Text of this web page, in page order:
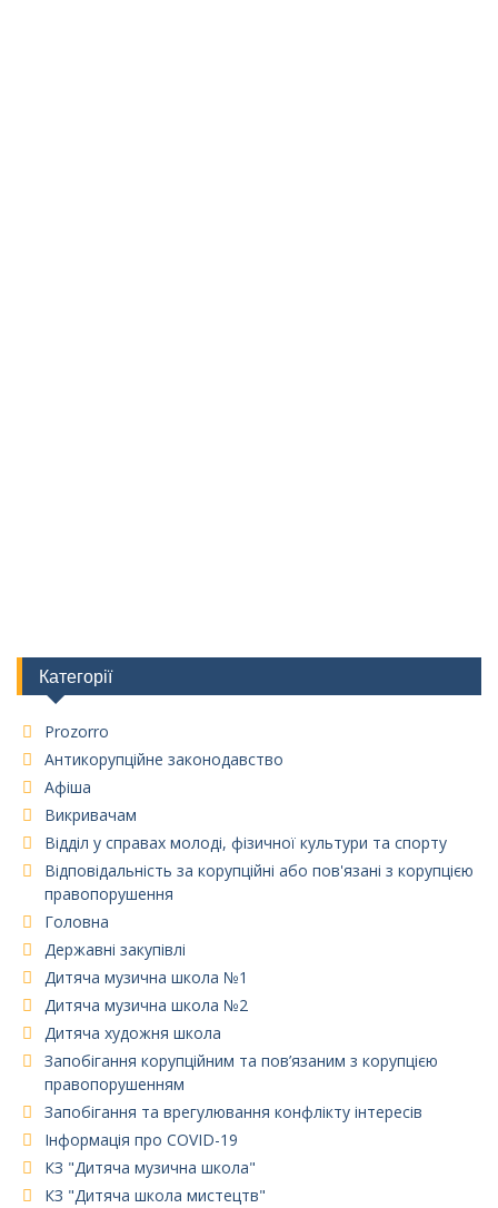
Категорії
Prozorro
Антикорупційне законодавство
Афіша
Викривачам
Відділ у справах молоді, фізичної культури та спорту
Відповідальність за корупційні або пов'язані з корупцією
правопорушення
Головна
Державні закупівлі
Дитяча музична школа №1
Дитяча музична школа №2
Дитяча художня школа
Запобігання корупційним та пов’язаним з корупцією
правопорушенням
Запобігання та врегулювання конфлікту інтересів
Інформація про COVID-19
КЗ "Дитяча музична школа"
КЗ "Дитяча школа мистецтв"